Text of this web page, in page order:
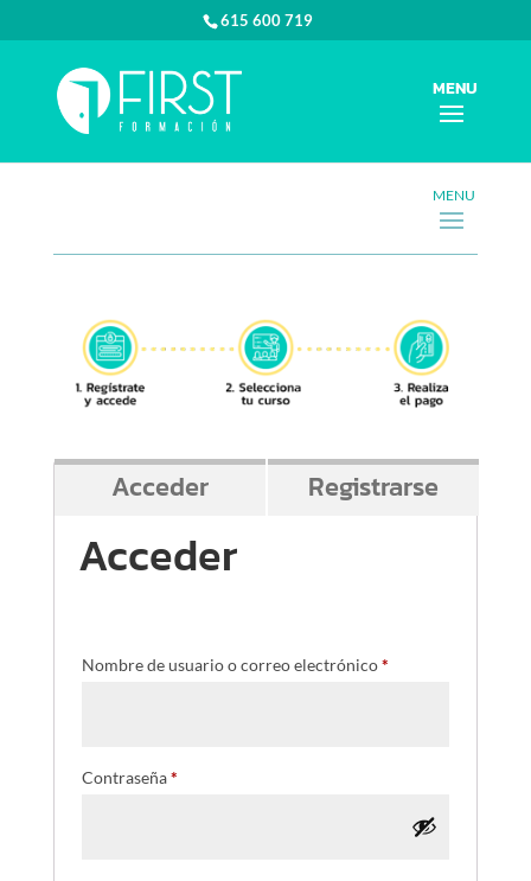
615 600 719
Acceder Registrarse
Acceder
Nombre de usuario o correo electrónico*
Contraseña*